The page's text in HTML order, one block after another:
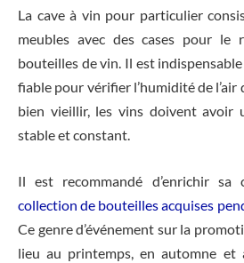
La cave à vin pour particulier
meubles avec des cases pour le
bouteilles de vin. Il est
fiable pour vérifier l’humidité de l’air
bien vieillir, les vins doivent avoir
stable et constant.
Il est recommandé d’enrichir sa
collection de bouteilles acquises
Ce genre d’événement sur la
lieu au printemps, en automne et